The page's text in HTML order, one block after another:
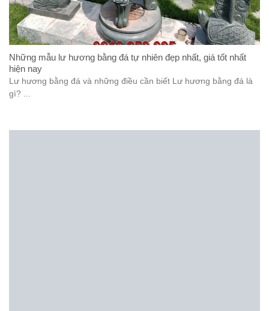
Những mẫu lư hương bằng đá tự nhiên đẹp nhất, giá tốt nhất
hiện nay
Lư hương bằng đá và những điều cần biết Lư hương bằng đá là
gì? ...